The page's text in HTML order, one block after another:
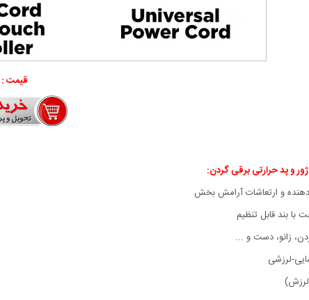
قیمت :
و پد حرارتی برقی گردن:
و ارتعاشات آرامش بخش
با بند قابل تنظیم
زانو، دست و ...
لرزشی